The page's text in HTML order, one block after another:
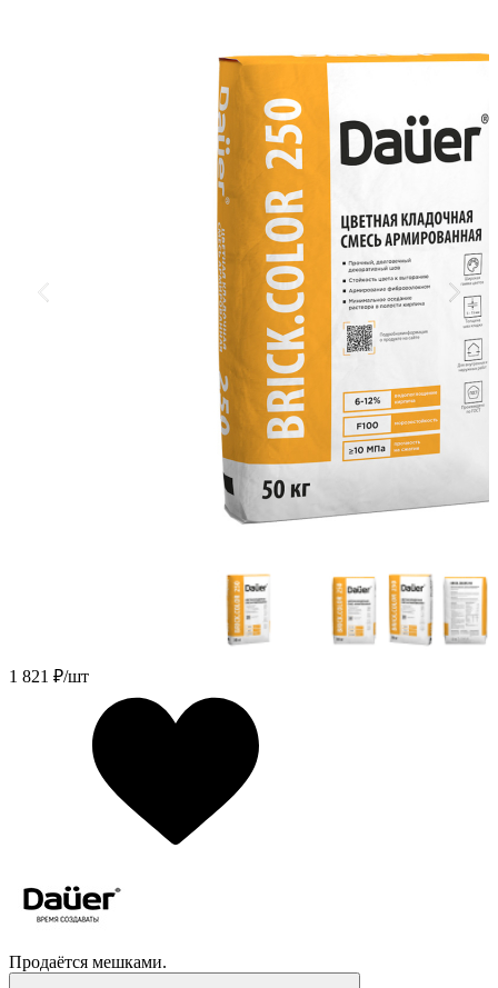
1 821 ₽/шт
Продаётся мешками.